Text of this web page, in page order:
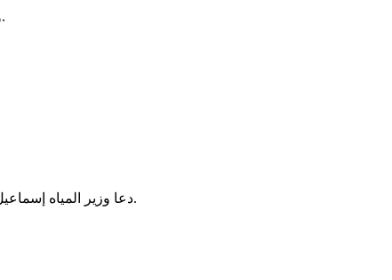
وقالت الوزيرة في حديثها إلى عمال الشركة، اليوم، أن المرحلة القادمة ستكون مرحلة العمل الميداني، وأن الجميع سيكون أمام اختبار حقيقي.
دعا وزير المياه إسماعيل ولد عبد الفتاح الدول العربية إلى العمل بشكل جماعي من أجل تجاوز مختلف التحديات التي تواجه توفير الماء الصالح للشرب بشكل مستديم.